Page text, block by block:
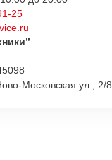
Московская ул., 2/8
25